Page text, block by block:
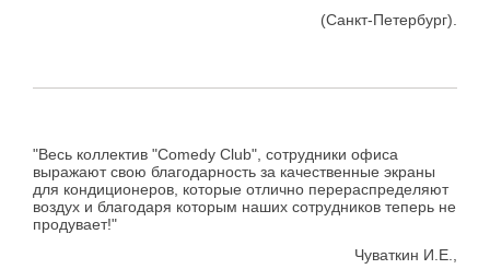
(Санкт-Петербург).
"Весь коллектив "Comedy Club", сотрудники офиса
выражают свою благодарность за качественные экраны
для кондиционеров, которые отлично перераспределяют
воздух и благодаря которым наших сотрудников теперь не
продувает!"
Чуваткин И.Е.,